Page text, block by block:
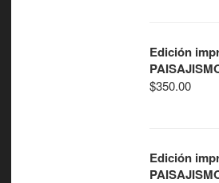
Edición
$350.00
Edición